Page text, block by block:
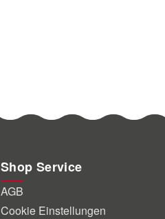
Shop Service
AGB
Cookie Einstellungen